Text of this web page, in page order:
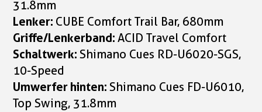
31.8mm
Lenker: CUBE Comfort Trail Bar, 680mm
Griffe/Lenkerband:ACID Travel Comfort
Schaltwerk:Shimano Cues RD-U6020-SGS,
10-Speed
Umwerfer hinten:Shimano Cues FD-U6010,
Top Swing, 31.8mm